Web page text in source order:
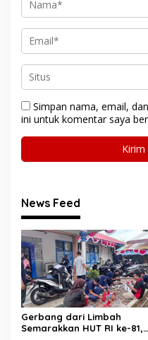
Simpan nama, email,
ini untuk komentar saya
News Feed
Gerbang dari Limbah
Semarakkan HUT RI ke-81,